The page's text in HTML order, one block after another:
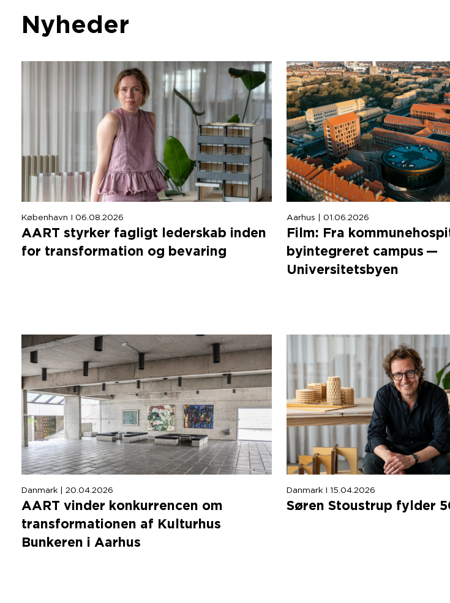
Nyheder
København I 06.08.2026
AART styrker fagligt lederskab inden
for transformation og bevaring
Aarhus | 01.06.2026
Film: Fra
byintegreret campus —
Universitetsbyen
Danmark | 20.04.2026
AART
vinder konkurrencen om
transformationen af Kulturhus
Bunkeren i Aarhus
Danmark I 15.04.2026
Søren Stoustrup fylder